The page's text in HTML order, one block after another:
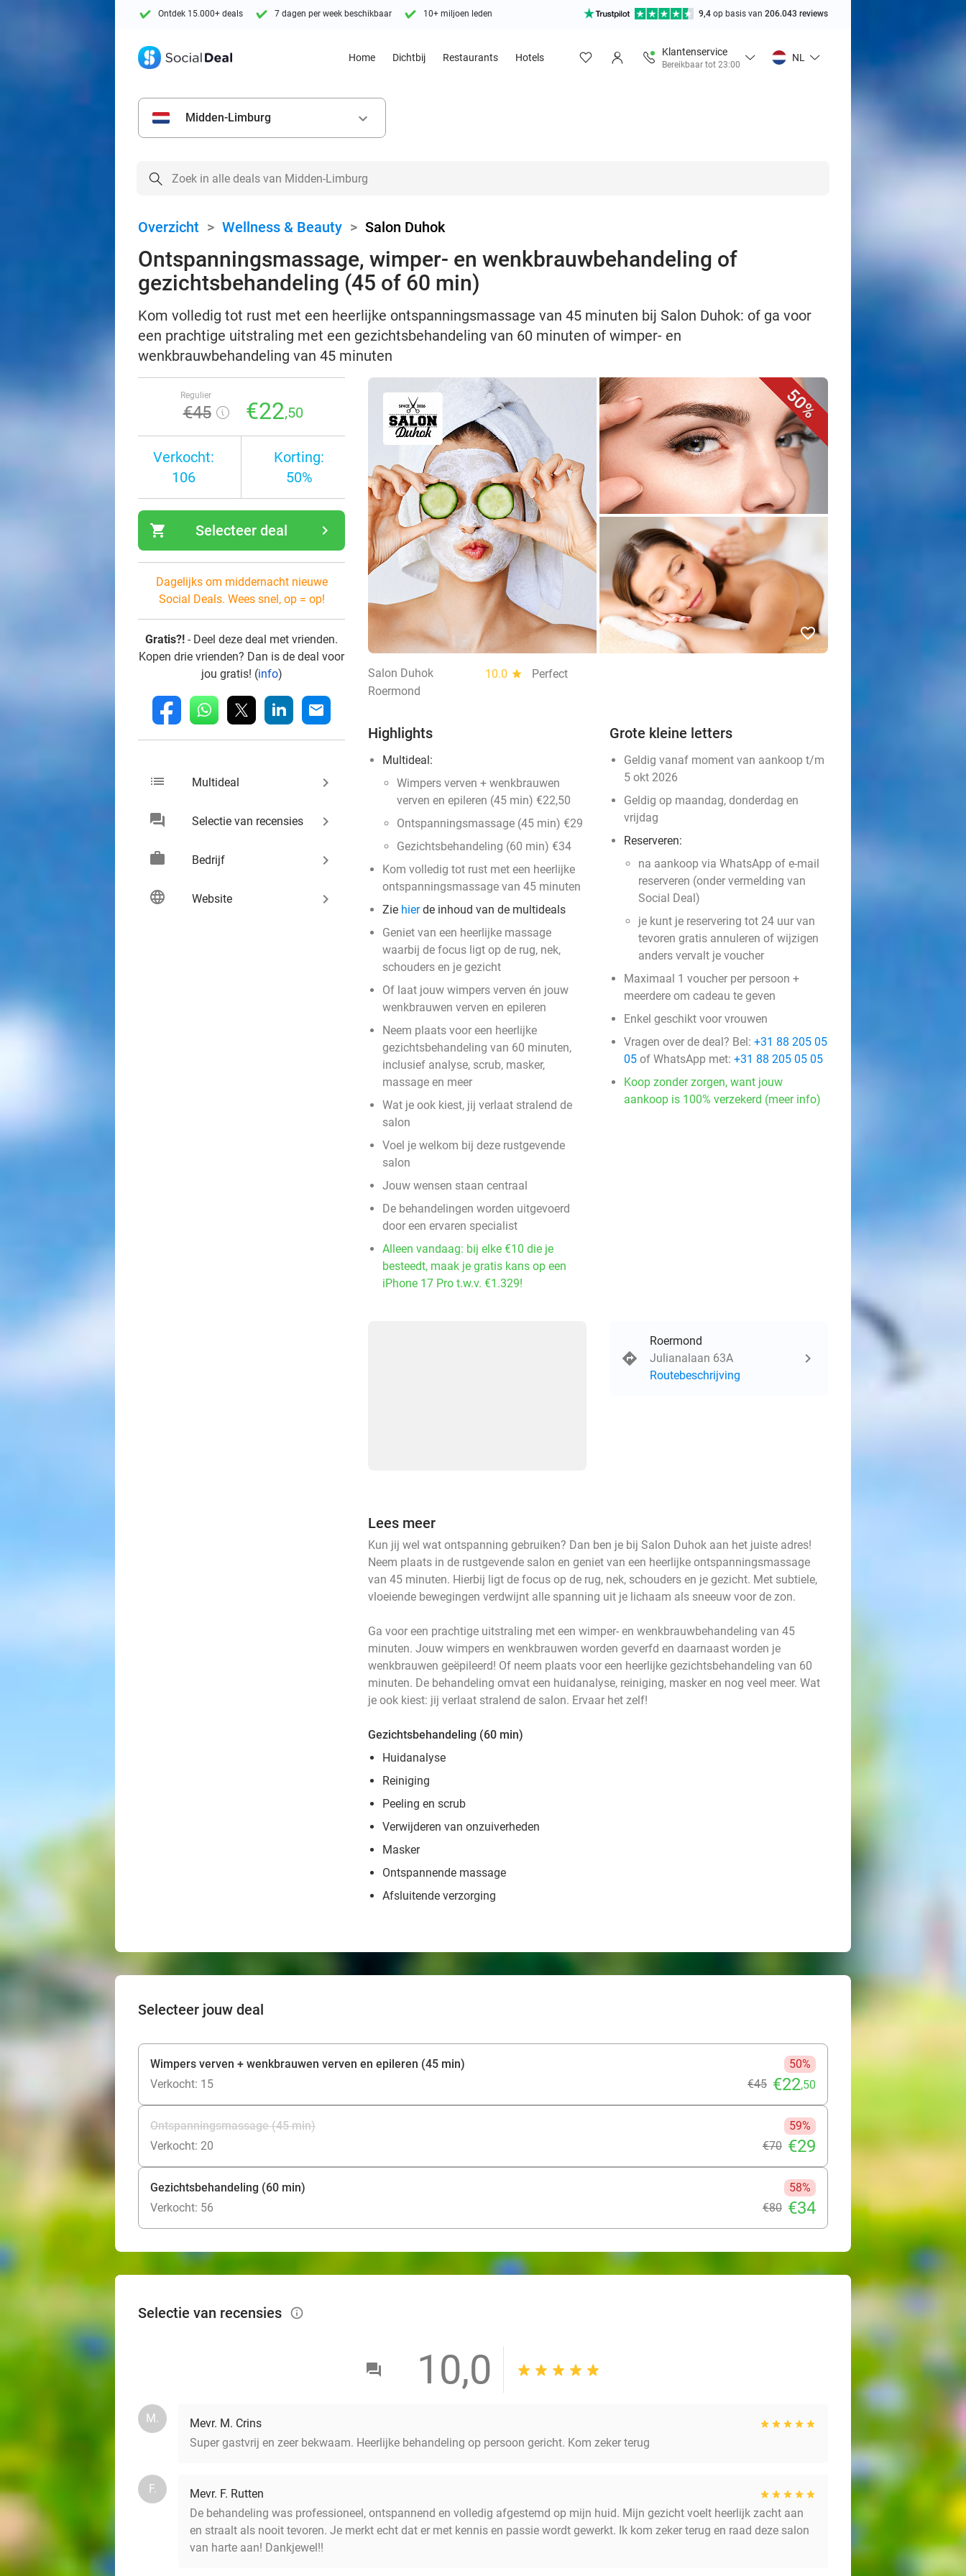
Ontdek 15.000+ deals 7 dagen per week beschikbaar 10+ miljoen leden 9,4 op basis van 206.043 reviews
Home Dichtbij Restaurants Hotels
Klantenservice
Bereikbaar tot 23:00
NL
Midden-Limburg keyboard_arrow_down
Overzicht > Wellness & Beauty > Salon Duhok
Ontspanningsmassage, wimper- en wenkbrauwbehandeling of
gezichtsbehandeling (45 of 60 min)
Kom volledig tot rust met een heerlijke ontspanningsmassage van 45 minuten bij Salon Duhok: of ga voor
een prachtige uitstraling met een gezichtsbehandeling van 60 minuten of wimper- en
wenkbrauwbehandeling van 45 minuten
Regulier
€45 €22,50
Verkocht:
106
Korting:
50%
shopping_cart navigate_next
Selecteer deal
Dagelijks om middernacht nieuwe
Social Deals. Wees snel, op = op!
Gratis?! - Deel deze deal met vrienden.
Kopen drie vrienden? Dan is de deal voor
jou gratis! (info)
fb whatsapp linkedin mail
list Multideal keyboard_arrow_right
chat Selectie van recensies keyboard_arrow_right
work Bedrijf keyboard_arrow_right
language Website keyboard_arrow_right
50%
favorite_border
Salon Duhok 10.0 star
Perfect
Roermond
Highlights
Multideal:
Wimpers verven + wenkbrauwen
verven en epileren (45 min) €22,50
Ontspanningsmassage (45 min) €29
Gezichtsbehandeling (60 min) €34
Kom volledig tot rust met een heerlijke
ontspanningsmassage van 45 minuten
Zie hierde inhoud van de multideals
Geniet van een heerlijke massage
waarbij de focus ligt op de rug, nek,
schouders en je gezicht
Of laat jouw wimpers verven én jouw
wenkbrauwen verven en epileren
Neem plaats voor een heerlijke
gezichtsbehandeling van 60 minuten,
inclusief analyse, scrub, masker,
massage en meer
Wat je ook kiest, jij verlaat stralend de
salon
Voel je welkom bij deze rustgevende
salon
Jouw wensen staan centraal
De behandelingen worden uitgevoerd
door een ervaren specialist
Alleen vandaag: bij elke €10 die je
besteedt, maak je gratis kans op een
iPhone 17 Pro t.w.v. €1.329!
Grote kleine letters
Geldig vanaf moment van aankoop t/m
5 okt 2026
Geldig op maandag, donderdag en
vrijdag
Reserveren:
na aankoop via WhatsApp of e-mail
reserveren (onder vermelding van
Social Deal)
je kunt je reservering tot 24 uur van
tevoren gratis annuleren of wijzigen
anders vervalt je voucher
Maximaal 1 voucher per persoon +
meerdere om cadeau te geven
Enkel geschikt voor vrouwen
Vragen over de deal? Bel: +31 88 205 05
05 of WhatsApp met: +31 88 205 05 05
Koop zonder zorgen, want jouw
aankoop is 100% verzekerd (meer info)
Roermond
Julianalaan 63A
Routebeschrijving
Lees meer
Kun jij wel wat ontspanning gebruiken? Dan ben je bij Salon Duhok aan het juiste adres!
Neem plaats in de rustgevende salon en geniet van een heerlijke ontspanningsmassage
van 45 minuten. Hierbij ligt de focus op de rug, nek, schouders en je gezicht. Met subtiele,
vloeiende bewegingen verdwijnt alle spanning uit je lichaam als sneeuw voor de zon.
Ga voor een prachtige uitstraling met een wimper- en wenkbrauwbehandeling van 45
minuten. Jouw wimpers en wenkbrauwen worden geverfd en daarnaast worden je
wenkbrauwen geëpileerd! Of neem plaats voor een heerlijke gezichtsbehandeling van 60
minuten. De behandeling omvat een huidanalyse, reiniging, masker en nog veel meer. Wat
je ook kiest: jij verlaat stralend de salon. Ervaar het zelf!
Gezichtsbehandeling (60 min)
Huidanalyse
Reiniging
Peeling en scrub
Verwijderen van onzuiverheden
Masker
Ontspannende massage
Afsluitende verzorging
Selecteer jouw deal
Wimpers verven + wenkbrauwen verven en epileren (45 min)
50%
Verkocht: 15
€45 €22,50
Ontspanningsmassage (45 min)
59%
Verkocht: 20
€70 €29
Gezichtsbehandeling (60 min)
58%
Verkocht: 56
€80 €34
Selectie van recensies info_outlined
10,0
M.
Mevr. M. Crins
Super gastvrij en zeer bekwaam. Heerlijke behandeling op persoon gericht. Kom zeker terug
F.
Mevr. F. Rutten
De behandeling was professioneel, ontspannend en volledig afgestemd op mijn huid. Mijn gezicht voelt heerlijk zacht aan
en straalt als nooit tevoren. Je merkt echt dat er met kennis en passie wordt gewerkt. Ik kom zeker terug en raad deze salon
van harte aan! Dankjewel!!